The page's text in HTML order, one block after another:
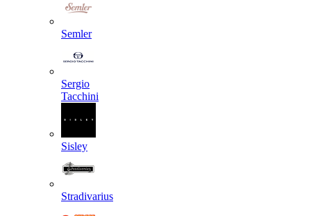
Semler
Sergio
Tacchini
Sisley
Stradivarius